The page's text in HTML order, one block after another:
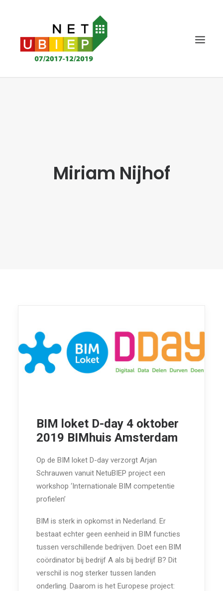
NORMERINGMiriam Nijhof
BIM loket D-day 4 oktober
2019 BIMhuis Amsterdam
Op de BIM loket D-day verzorgt Arjan
Schrauwen vanuit NetuBIEP project een
workshop ‘Internationale BIM competentie
profielen’
BIM is sterk in opkomst in Nederland. Er
bestaat echter geen eenheid in BIM functies
tussen verschillende bedrijven. Doet een BIM
coördinator bij bedrijf A als bij bedrijf B? Dit
verschil is nog sterker tussen landen
onderling. Daarom is het Europese project: